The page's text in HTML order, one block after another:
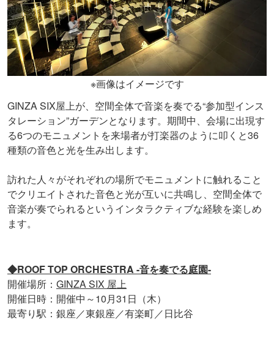
※画像はイメージです
GINZA SIX屋上が、空間全体で音楽を奏でる“参加型インス
タレーション”ガーデンとなります。期間中、会場に出現す
る6つのモニュメントを来場者が打楽器のように叩くと36
種類の音色と光を生み出します。
訪れた人々がそれぞれの場所でモニュメントに触れること
でクリエイトされた音色と光が互いに共鳴し、空間全体で
音楽が奏でられるというインタラクティブな経験を楽しめ
ます。
◆ROOF TOP ORCHESTRA -音を奏でる庭園-
開催場所： GINZA SIX 屋上
開催日時：開催中～10月31日（木）
最寄り駅：銀座／東銀座／有楽町／日比谷